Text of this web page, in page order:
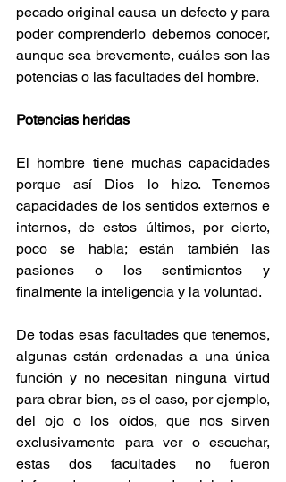
pecado original causa un defecto y para
poder comprenderlo debemos conocer,
aunque sea brevemente, cuáles son las
potencias o las facultades del hombre.
Potencias heridas
El hombre tiene muchas capacidades
porque así Dios lo hizo. Tenemos
capacidades de los sentidos externos e
internos, de estos últimos, por cierto,
poco se habla; están también las
pasiones o los sentimientos y
finalmente la inteligencia y la voluntad.
De todas esas facultades que tenemos,
algunas están ordenadas a una única
función y no necesitan ninguna virtud
para obrar bien, es el caso, por ejemplo,
del ojo o los oídos, que nos sirven
exclusivamente para ver o escuchar,
estas dos facultades no fueron